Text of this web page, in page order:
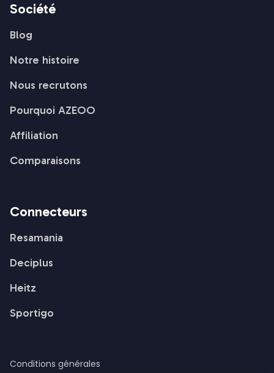
Société
Blog
Notre histoire
Nous recrutons
Pourquoi AZEOO
Affiliation
Comparaisons
Connecteurs
Resamania
Deciplus
Heitz
Sportigo
Conditions générales